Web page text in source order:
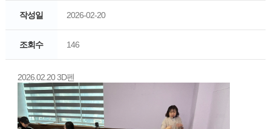
작성일 2026-02-20
조회수 146
2026.02.20 3D펜